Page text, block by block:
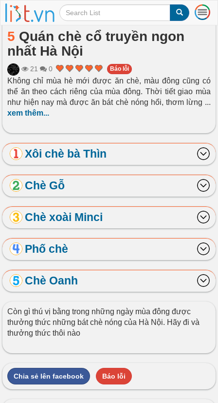
T
o
v
g
i
o
n
5 Quán chè cổ truyền ngon
nhất Hà Nội
21 0 Báo lỗi
Không chỉ mùa hè mới được ăn chè, màu đông cũng có
thể ăn theo cách riêng của mùa đông. Thời tiết giao mùa
như hiện nay mà được ăn bát chè nóng hổi, thơm lừng ...
xem thêm...
Xôi chè bà Thìn
Chè Gỗ
Chè xoài Minci
Phố chè
Chè Oanh
Còn gì thú vị bằng trong những ngày mùa đông được
thưởng thức những bát chè nóng của Hà Nội. Hãy đi và
thưởng thức thôi nào
Chia sẻ lên facebook Báo lỗi